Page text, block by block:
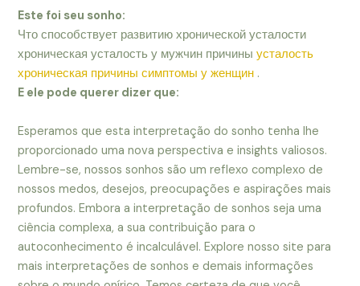
Este foi seu sonho:
Что способствует развитию хронической усталости
хроническая усталость у мужчин причиныусталость
хроническая причины симптомы у женщин .
E ele pode querer dizer que:
Esperamos que esta interpretação do sonho tenha lhe
proporcionado uma nova perspectiva e insights valiosos.
Lembre-se, nossos sonhos são um reflexo complexo de
nossos medos, desejos, preocupações e aspirações mais
profundos. Embora a interpretação de sonhos seja uma
ciência complexa, a sua contribuição para o
autoconhecimento é incalculável. Explore nosso site para
mais interpretações de sonhos e demais informações